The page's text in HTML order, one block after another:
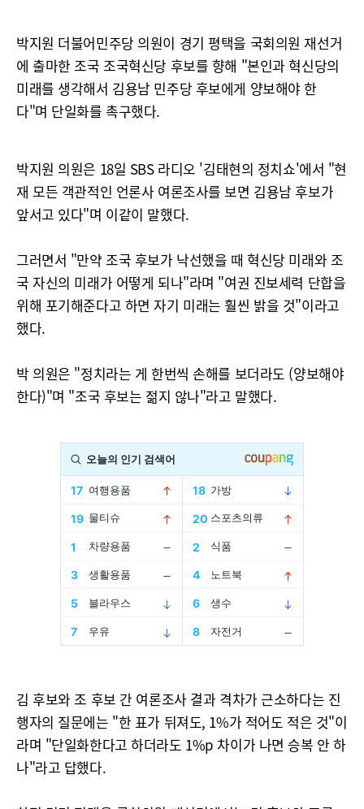
박지원 더불어민주당 의원이 경기 평택을 국회의원 재선거
에 출마한 조국 조국혁신당 후보를 향해 "본인과 혁신당의
미래를 생각해서 김용남 민주당 후보에게 양보해야 한
다"며 단일화를 촉구했다.
박지원 의원은 18일 SBS 라디오 '김태현의 정치쇼'에서 "현
재 모든 객관적인 언론사 여론조사를 보면 김용남 후보가
앞서고 있다"며 이같이 말했다.
그러면서 "만약 조국 후보가 낙선했을 때 혁신당 미래와 조
국 자신의 미래가 어떻게 되나"라며 "여권 진보세력 단합을
위해 포기해준다고 하면 자기 미래는 훨씬 밝을 것"이라고
했다.
박 의원은 "정치라는 게 한번씩 손해를 보더라도 (양보해야
한다)"며 "조국 후보는 젊지 않나"라고 말했다.
김 후보와 조 후보 간 여론조사 결과 격차가 근소하다는 진
행자의 질문에는 "한 표가 뒤져도, 1%가 적어도 적은 것"이
라며 "단일화한다고 하더라도 1%p 차이가 나면 승복 안 하
나"라고 답했다.